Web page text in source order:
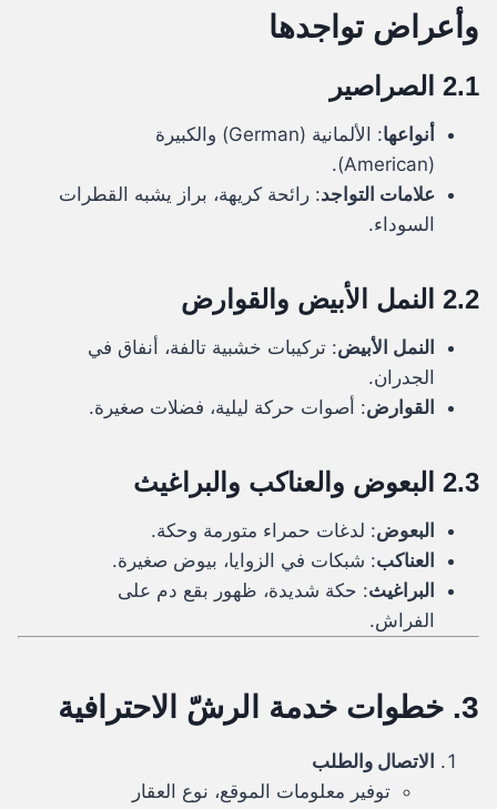
وأعراض تواجدها
2.1 الصراصير
أنواعها
: الألمانية (German) والكبيرة
(American).
علامات التواجد: رائحة كريهة، براز يشبه القطرات
السوداء.
2.2 النمل الأبيض والقوارض
النمل الأبيض: تركيبات خشبية تالفة، أنفاق في
الجدران.
القوارض: أصوات حركة ليلية، فضلات صغيرة.
2.3 البعوض والعناكب والبراغيث
البعوض: لدغات حمراء متورمة وحكة.
العناكب: شبكات في الزوايا، بيوض صغيرة.
البراغيث: حكة شديدة، ظهور بقع دم على
الفراش.
3. خطوات خدمة الرشّ الاحترافية
الاتصال والطلب
توفير معلومات الموقع، نوع العقار